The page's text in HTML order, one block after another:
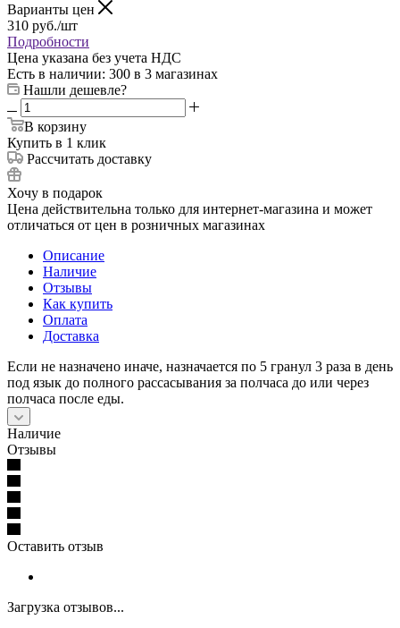
Варианты цен
310 руб./шт
Подробности
Цена указана без учета НДС
Есть в наличии: 300 в 3 магазинах
Нашли дешевле?
В корзину
Купить в 1 клик
Рассчитать доставку
Хочу в подарок
Цена действительна только для интернет-магазина и может
отличаться от цен в розничных магазинах
Описание
Наличие
Отзывы
Как купить
Оплата
Доставка
Если не назначено иначе, назначается по 5 гранул 3 раза в день
под язык до полного рассасывания за полчаса до или через
полчаса после еды.
Наличие
Отзывы
Оставить отзыв
Загрузка отзывов...